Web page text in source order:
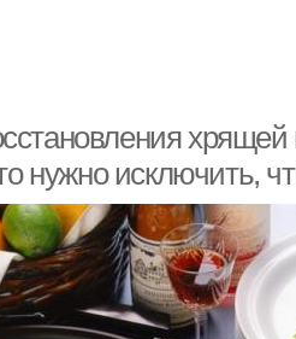
хрящей
нужно исключить,